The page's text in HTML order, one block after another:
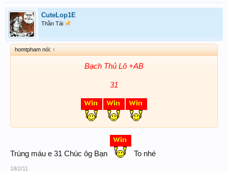
CuteLop1E
Thần Tài
homtpham nói: ↑
Bạch Thủ Lô +AB
31
Trùng máu e 31 Chúc ôg Bạn To nhé
18/2/11